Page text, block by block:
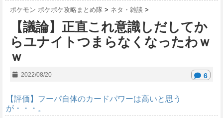
ポケモン ポケポケ攻略まとめ隊 > ネタ・雑談 >
【議論】正直これ意識しだしてか
らユナイトつまらなくなったわｗ
ｗ
2022/08/20 6
【評価】フーパ自体のカードパワーは高いと思う
が・・・。